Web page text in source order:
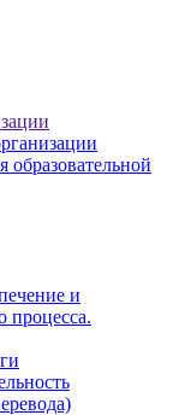
образовательной
и
процесса.